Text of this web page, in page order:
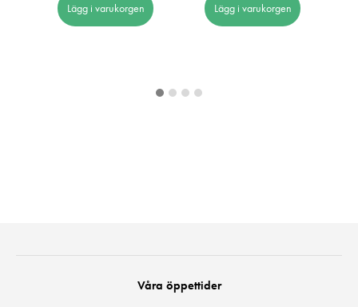
Lägg i varukorgen Lägg i varukorgen
Våra öppettider